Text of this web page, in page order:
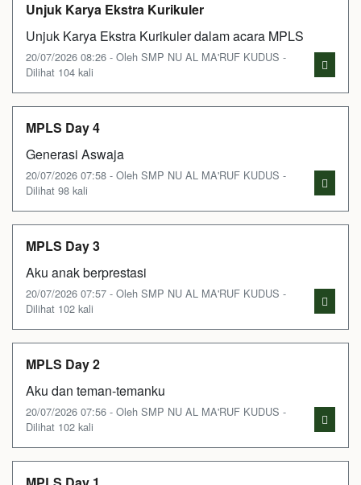
Unjuk Karya Ekstra Kurikuler
Unjuk Karya Ekstra Kurikuler dalam acara MPLS
20/07/2026 08:26 - Oleh SMP NU AL MA'RUF KUDUS -
Dilihat 104 kali
MPLS Day 4
Generasi Aswaja
20/07/2026 07:58 - Oleh SMP NU AL MA'RUF KUDUS -
Dilihat 98 kali
MPLS Day 3
Aku anak berprestasi
20/07/2026 07:57 - Oleh SMP NU AL MA'RUF KUDUS -
Dilihat 102 kali
MPLS Day 2
Aku dan teman-temanku
20/07/2026 07:56 - Oleh SMP NU AL MA'RUF KUDUS -
Dilihat 102 kali